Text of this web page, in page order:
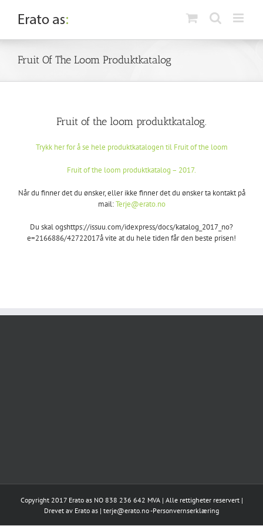
content
Fruit Of The Loom Produktkatalog
Fruit of the loom produktkatalog.
Trykk her for å se hele produktkatalogen til Fruit of the loom
Fruit of the loom produktkatalog – 2017.
Når du finner det du ønsker, eller ikke finner det du ønsker ta kontakt på
mail:Terje@erato.no
Du skal ogshttps://issuu.com/idexpress/docs/katalog_2017_no?
e=2166886/42722017å vite at du hele tiden får den beste prisen!
Copyright 2017 Erato as NO 838 236 642 MVA | Alle rettigheter reservert |
Drevet av Erato as | terje@erato.no-Personvernserklæring